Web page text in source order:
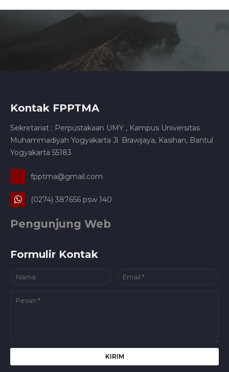
Kontak FPPTMA
Sekretariat : Perpustakaan UMY , Kampus Universitas
Muhammadiyah Yogyakarta Jl. Brawijaya, Kasihan, Bantul
Yogyakarta 55183
fpptma@gmail.com
(0274) 387656 psw 140
Pengunjung Web
Formulir Kontak